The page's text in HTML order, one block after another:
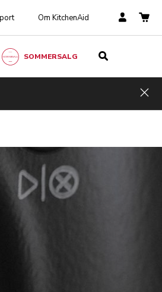
Om KitchenAid
SOMMERSALG